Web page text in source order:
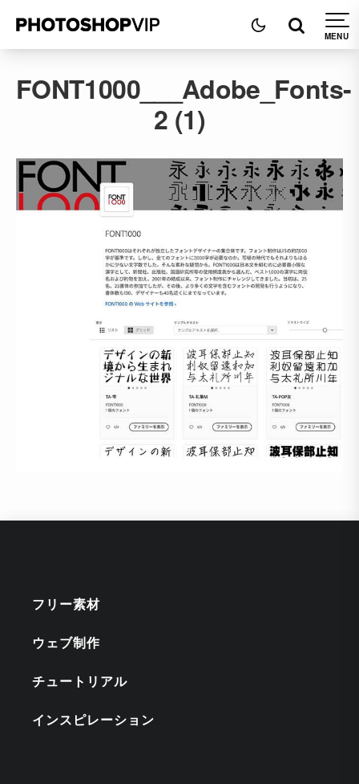
FONT1000___Adobe_Fonts-
2 (1)
フリー素材
ウェブ制作
チュートリアル
インスピレーション